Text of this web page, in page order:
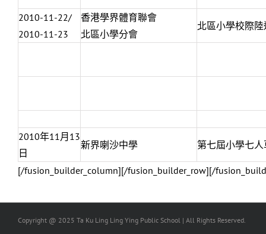
2010-11-22/
2010-11-23
香港學界體育聯會
北區小學分會
北區小學校際
2010年11月13
日
新界喇沙中學 第七屆小學七
[/fusion_builder_column][/fusion_builder_row][/
Copyright @ 2025 Ta Ku Ling Ling Ying Public School | All Rights Reserved.